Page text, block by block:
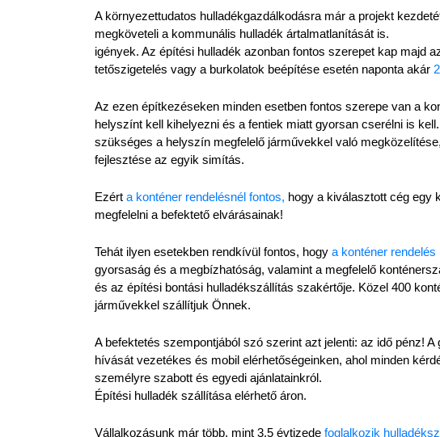
A környezettudatos hulladékgazdálkodásra már a projekt
megköveteli a kommunális hulladék ártalmatlanítását is.
igények. Az építési hulladék azonban fontos szerepet kap majd
tetőszigetelés vagy a burkolatok beépítése esetén naponta akár
Az ezen építkezéseken minden esetben fontos szerepe van a
helyszínt kell kihelyezni és a fentiek miatt gyorsan cserélni is
szükséges a helyszín megfelelő járművekkel való
fejlesztése az egyik simítás.
Ezért a konténer rendelésnél fontos, hogy a kiválasztott cég egy
megfelelni a befektető elvárásainak!
Tehát ilyen esetekben rendkívül fontos, hogy a konténer rendelés
gyorsaság és a megbízhatóság, valamint a megfelelő
és az építési bontási hulladékszállítás szakértője. Közel 400
járművekkel szállítjuk Önnek.
A befektetés szempontjából szó szerint azt jelenti: az idő pénz!
hívását vezetékes és mobil elérhetőségeinken, ahol minden
személyre szabott és egyedi ajánlatainkról.
Építési hulladék szállítása elérhető áron.
Vállalkozásunk már több, mint 3,5 évtizede foglalkozik